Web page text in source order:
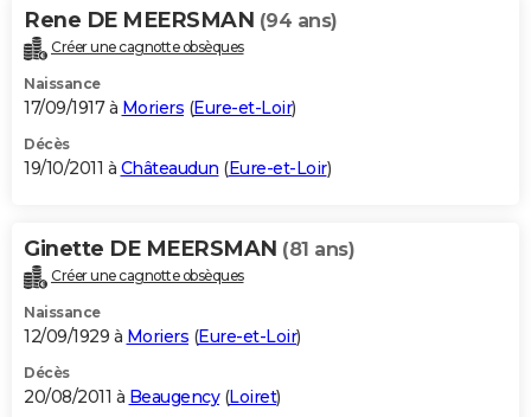
Rene DE MEERSMAN (94 ans)
Créer une cagnotte obsèques
Naissance
17/09/1917 à Moriers (Eure-et-Loir)
Décès
19/10/2011 à Châteaudun (Eure-et-Loir)
Ginette DE MEERSMAN (81 ans)
Créer une cagnotte obsèques
Naissance
12/09/1929 à Moriers (Eure-et-Loir)
Décès
20/08/2011 à Beaugency(Loiret)